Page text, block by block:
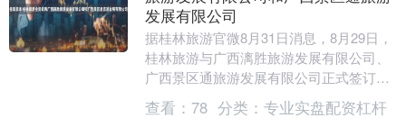
发展有限公司
据桂林旅游官微8月31日消息，8月29日，
桂林旅游与广西漓胜旅游发展有限公司、
广西景区通旅游发展有限公司正式签订收
购协议，收购两家公司100%股权。 发布
于：上....
查看： 78 分类： 专业实盘配资杠杆